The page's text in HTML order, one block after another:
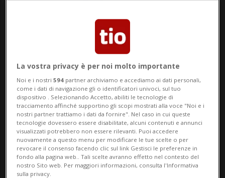
TENNIS 9 mesi
Stan, che peccato. Intanto
Venus torna a giocare... a 45
anni
La vostra privacy è per noi molto importante
Noi e i nostri594 partner archiviamo e accediamo ai dati personali,
come i dati di navigazione gli o identificatori univoci, sul tuo
dispositivo . Selezionando Accetto, abiliti le tecnologie di
tracciamento affinché supportino gli scopi mostrati alla voce "Noi e i
nostri partner trattiamo i dati da fornire". Nel caso in cui queste
tecnologie dovessero essere disabilitate, alcuni contenuti e annunci
visualizzati potrebbero non essere rilevanti. Puoi accedere
nuovamente a questo menu per modificare le tue scelte o per
revocare il consenso facendo clic sul link Gestisci le preferenze in
fondo alla pagina web.. Tali scelte avranno effetto nel contesto del
nostro Sito web. Per maggiori informazioni, consulta l'Informativa
sulla privacy.